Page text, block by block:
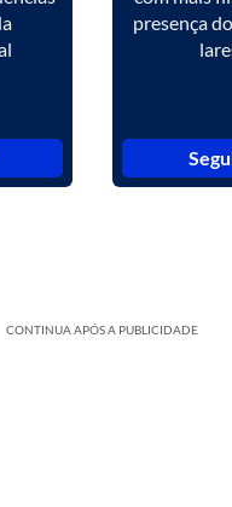
presença
CONTINUA APÓS A PUBLICIDADE